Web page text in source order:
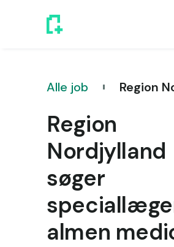
Alle job
Region
Nordjylland
søger
almen